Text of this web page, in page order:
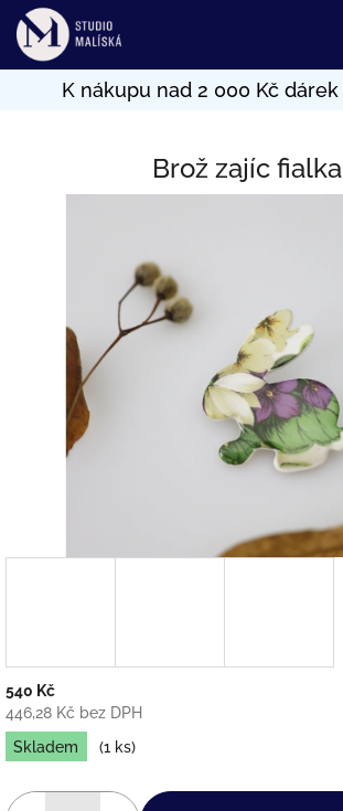
Přejít
obsah
Brož zajíc fialka
540 Kč
446,28 Kč bez DPH
Měrná
cena:
Skladem (1 ks)